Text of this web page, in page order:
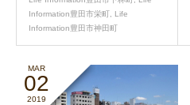
Information豊田市栄町
Life
Information豊田市神田町
MAR
02
2019